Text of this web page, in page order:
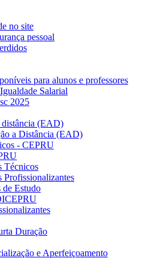
no site
pessoal
para alunos e professores
Salarial
2025
distância (EAD)
a Distância (EAD)
- CEPRU
Técnicos
Profissionalizantes
de Estudo
Duração
e Aperfeiçoamento